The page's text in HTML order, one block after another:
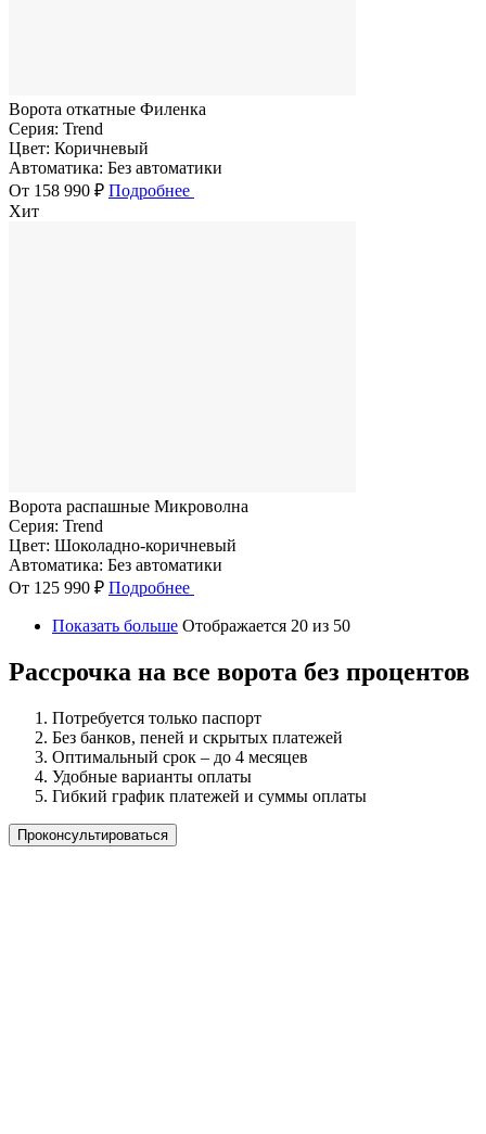
Ворота откатные Филенка
Серия: Trend
Цвет: Коричневый
Автоматика: Без автоматики
От 158 990 ₽ Подробнее
Хит
Ворота распашные Микроволна
Серия: Trend
Цвет: Шоколадно-коричневый
Автоматика: Без автоматики
От 125 990 ₽ Подробнее
Показать больше Отображается 20 из 50
Рассрочка на все ворота без процентов
Потребуется только паспорт
Без банков, пеней и скрытых платежей
Оптимальный срок – до 4 месяцев
Удобные варианты оплаты
Гибкий график платежей и суммы оплаты
Проконсультироваться